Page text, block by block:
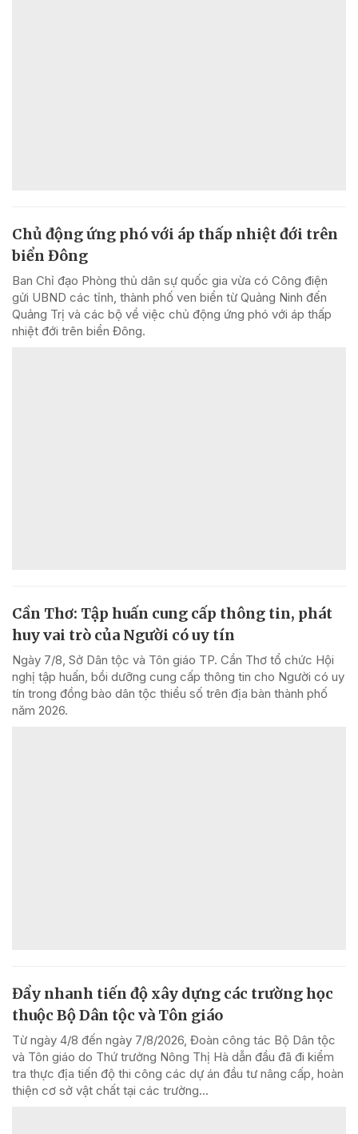
Chủ động ứng phó với áp thấp nhiệt đới trên
biển Đông
Ban Chỉ đạo Phòng thủ dân sự quốc gia vừa có Công điện
gửi UBND các tỉnh, thành phố ven biển từ Quảng Ninh đến
Quảng Trị và các bộ về việc chủ động ứng phó với áp thấp
nhiệt đới trên biển Đông.
Cần Thơ: Tập huấn cung cấp thông tin, phát
huy vai trò của Người có uy tín
Ngày 7/8, Sở Dân tộc và Tôn giáo TP. Cần Thơ tổ chức Hội
nghị tập huấn, bồi dưỡng cung cấp thông tin cho Người có uy
tín trong đồng bào dân tộc thiểu số trên địa bàn thành phố
năm 2026.
Đẩy nhanh tiến độ xây dựng các trường học
thuộc Bộ Dân tộc và Tôn giáo
Từ ngày 4/8 đến ngày 7/8/2026, Đoàn công tác Bộ Dân tộc
và Tôn giáo do Thứ trưởng Nông Thị Hà dẫn đầu đã đi kiểm
tra thực địa tiến độ thi công các dự án đầu tư nâng cấp, hoàn
thiện cơ sở vật chất tại các trường...